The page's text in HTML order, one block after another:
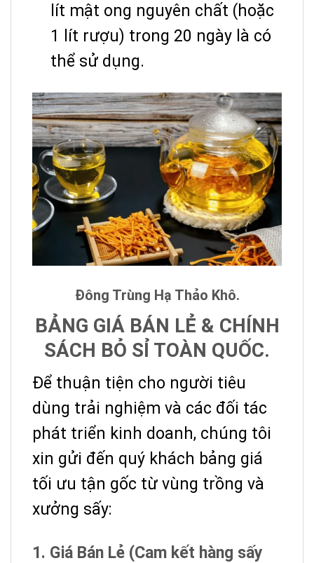
lít mật ong nguyên chất (hoặc
1 lít rượu) trong 20 ngày là có
thể sử dụng.
Đông Trùng Hạ Thảo Khô.
BẢNG GIÁ BÁN LẺ & CHÍNH
SÁCH BỎ SỈ TOÀN QUỐC.
Để thuận tiện cho người tiêu
dùng trải nghiệm và các đối tác
phát triển kinh doanh, chúng tôi
xin gửi đến quý khách bảng giá
tối ưu tận gốc từ vùng trồng và
xưởng sấy:
1. Giá Bán Lẻ (Cam kết hàng sấy